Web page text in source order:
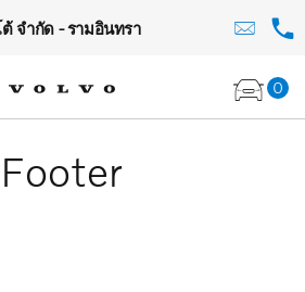
จำกัด - รามอินทรา
0
Footer